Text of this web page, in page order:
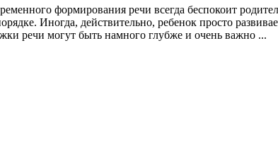
формирования речи всегда беспокоит
Иногда, действительно, ребенок просто
речи могут быть намного глубже и очень важно ...